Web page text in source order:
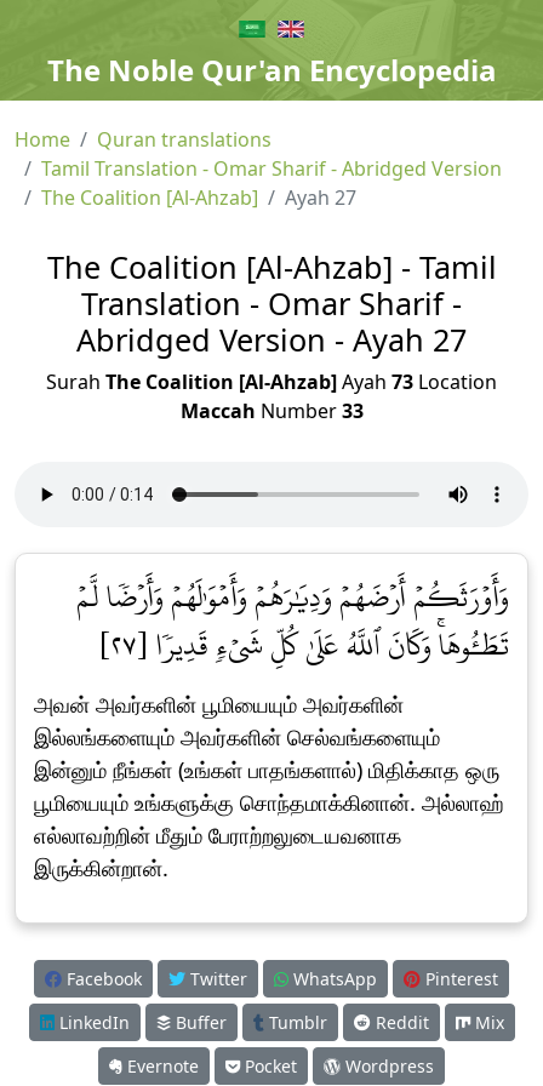
The Noble Qur'an Encyclopedia
Home
Quran translations
Tamil Translation - Omar Sharif - Abridged Version
The Coalition [Al-Ahzab]
Ayah 27
The Coalition [Al-Ahzab] - Tamil
Translation - Omar Sharif -
Abridged Version - Ayah 27
Surah The Coalition [Al-Ahzab]Ayah 73 Location
Maccah Number33
وَأَوۡرَثَكُمۡ أَرۡضَهُمۡ وَدِيَٰرَهُمۡ وَأَمۡوَٰلَهُمۡ وَأَرۡضٗا لَّمۡ
تَطَـُٔوهَاۚ وَكَانَ ٱللَّهُ عَلَىٰ كُلِّ شَيۡءٖ قَدِيرٗا [٢٧]
அவன் அவர்களின் பூமியையும் அவர்களின்
இல்லங்களையும் அவர்களின் செல்வங்களையும்
இன்னும் நீங்கள் (உங்கள் பாதங்களால்) மிதிக்காத ஒரு
பூமியையும் உங்களுக்கு சொந்தமாக்கினான். அல்லாஹ்
எல்லாவற்றின் மீதும் பேராற்றலுடையவனாக
இருக்கின்றான்.
Facebook Twitter WhatsApp
Pinterest
LinkedIn
Buffer Tumblr Reddit
Mix
Evernote
Pocket Wordpress